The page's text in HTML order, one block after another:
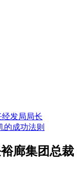
发局局长
的成功法则
廊集团总裁